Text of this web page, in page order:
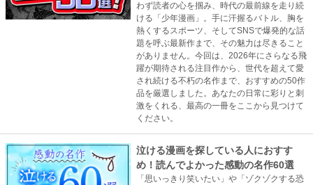
わず読者の心を掴み、時代の最前線を走り続
ける「少年漫画」。手に汗握るバトル、胸を
熱くするスポーツ、そしてSNSで爆発的な話
題を呼ぶ最新作まで、その魅力は尽きること
がありません。今回は、2026年にさらなる飛
躍が期待される注目作から、世代を超えて愛
され続ける不朽の名作まで、おすすめの50作
品を厳選しました。あなたの日常に彩りと刺
激をくれる、最高の一冊をここから見つけて
ください。
泣ける漫画を探している人におすす
め！読んでよかった感動の名作60選
「思いっきり笑いたい」や「ゾクゾクする恐